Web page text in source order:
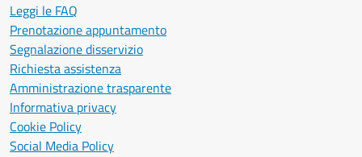
Leggi le FAQ
Prenotazione appuntamento
Segnalazione disservizio
Richiesta assistenza
Amministrazione trasparente
Informativa privacy
Cookie Policy
Social Media Policy